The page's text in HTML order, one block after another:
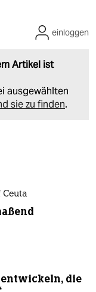
Artikel ist
ausgewählten
sie zu finden.
einloggen
Ceuta
die